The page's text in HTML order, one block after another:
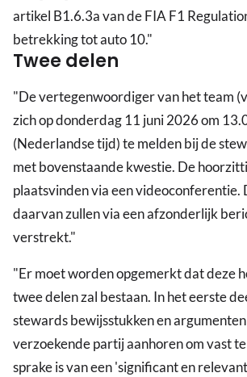
artikel B1.6.3a van de FIA F1
betrekking tot auto 10."
Twee delen
"De vertegenwoordiger van het team
zich op donderdag 11 juni 2026 om
(Nederlandse tijd) te melden bij de
met bovenstaande kwestie. De
plaatsvinden via een videoconferentie.
daarvan zullen via een afzonderlijk
verstrekt."
"Er moet worden opgemerkt dat deze
twee delen zal bestaan. In het eerste
stewards bewijsstukken en
verzoekende partij aanhoren om vast
sprake is van een 'significant en